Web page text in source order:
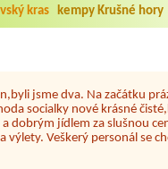
kras kempy Krušné hory
u stanů a absolutní
jsem si připadala jak na
jsme dva. Na začátku
socialky nové krásné
a dobrým jídlem za slušnou
výlety. Veškerý personál se